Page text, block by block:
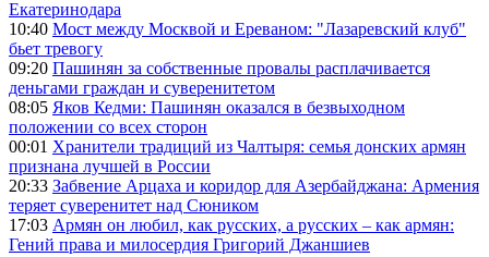
Екатеринодара
10:40 Мост между Москвой и Ереваном: "Лазаревский клуб"
бьет тревогу
09:20 Пашинян за собственные провалы расплачивается
деньгами граждан и суверенитетом
08:05 Яков Кедми: Пашинян оказался в безвыходном
положении со всех сторон
00:01 Хранители традиций из Чалтыря: семья донских армян
признана лучшей в России
20:33 Забвение Арцаха и коридор для Азербайджана: Армения
теряет суверенитет над Сюником
17:03 Армян он любил, как русских, а русских – как армян:
Гений права и милосердия Григорий Джаншиев